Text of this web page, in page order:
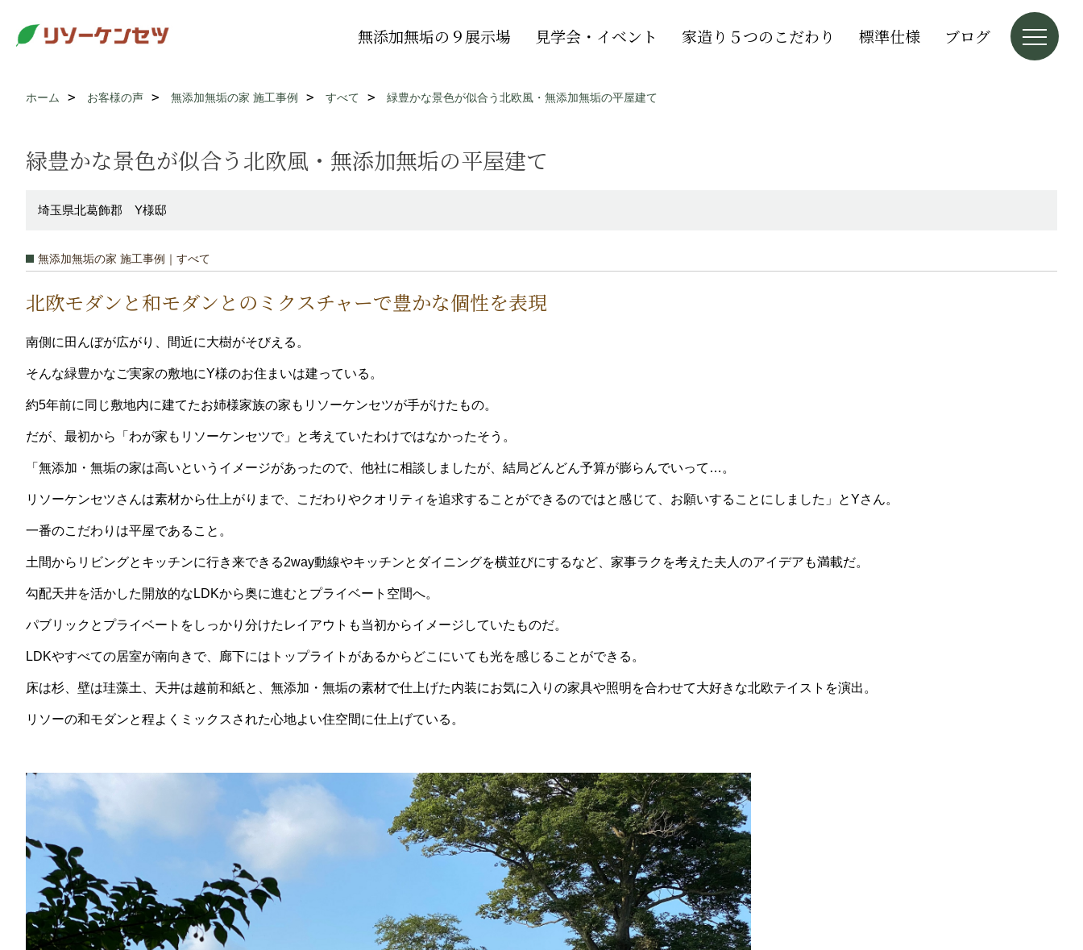
無添加無垢の９展示場 見学会・イベント 家造り５つのこだわり 標準仕様 ブログ
ホーム お客様の声 無添加無垢の家 施工事例 すべて 緑豊かな景色が似合う北欧風・無添加無垢の平屋建て
緑豊かな景色が似合う北欧風・無添加無垢の平屋建て
埼玉県北葛飾郡 Y様邸
無添加無垢の家 施工事例｜すべて
北欧モダンと和モダンとのミクスチャーで豊かな個性を表現
南側に田んぼが広がり、間近に大樹がそびえる。
そんな緑豊かなご実家の敷地にY様のお住まいは建っている。
約5年前に同じ敷地内に建てたお姉様家族の家もリソーケンセツが手がけたもの。
だが、最初から「わが家もリソーケンセツで」と考えていたわけではなかったそう。
「無添加・無垢の家は高いというイメージがあったので、他社に相談しましたが、結局どんどん予算が膨らんでいって…。
リソーケンセツさんは素材から仕上がりまで、こだわりやクオリティを追求することができるのではと感じて、お願いすることにしました」とYさん。
一番のこだわりは平屋であること。
土間からリビングとキッチンに行き来できる2way動線やキッチンとダイニングを横並びにするなど、家事ラクを考えた夫人のアイデアも満載だ。
勾配天井を活かした開放的なLDKから奥に進むとプライベート空間へ。
パブリックとプライベートをしっかり分けたレイアウトも当初からイメージしていたものだ。
LDKやすべての居室が南向きで、廊下にはトップライトがあるからどこにいても光を感じることができる。
床は杉、壁は珪藻土、天井は越前和紙と、無添加・無垢の素材で仕上げた内装にお気に入りの家具や照明を合わせて大好きな北欧テイストを演出。
リソーの和モダンと程よくミックスされた心地よい住空間に仕上げている。